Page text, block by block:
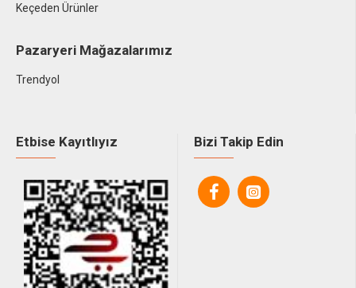
Keçeden Ürünler
Pazaryeri Mağazalarımız
Trendyol
Etbise Kayıtlıyız Bizi Takip Edin